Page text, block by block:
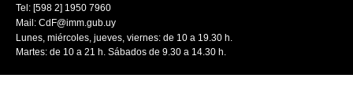
Tel: [598 2] 1950 7960
Mail: CdF@imm.gub.uy
Lunes, miércoles, jueves, viernes: de 10 a 19.30 h.
Martes: de 10 a 21 h. Sábados de 9.30 a 14.30 h.